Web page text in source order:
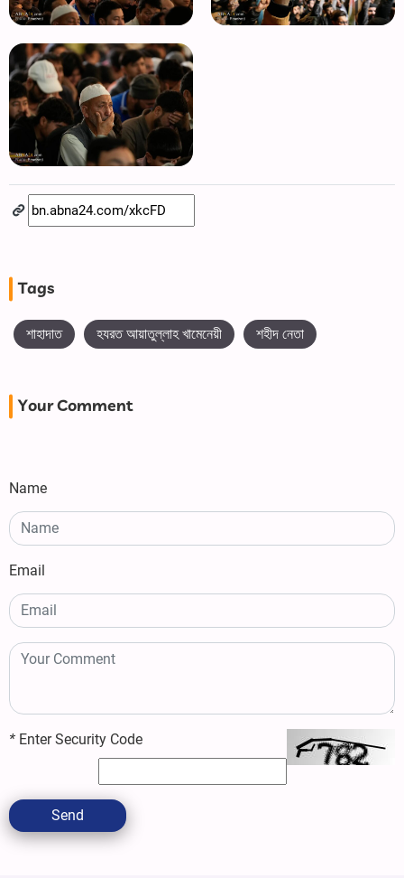
Tags
শাহাদাত হযরত আয়াতুল্লাহ খামেনেয়ী শহীদ নেতা
Your Comment
Name
Email
* Enter Security Code
Send